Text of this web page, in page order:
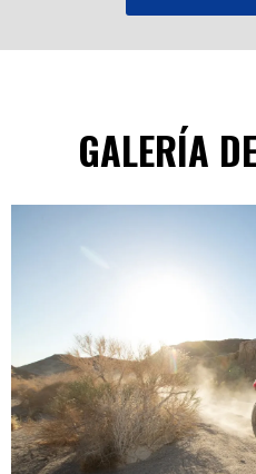
GALERÍA